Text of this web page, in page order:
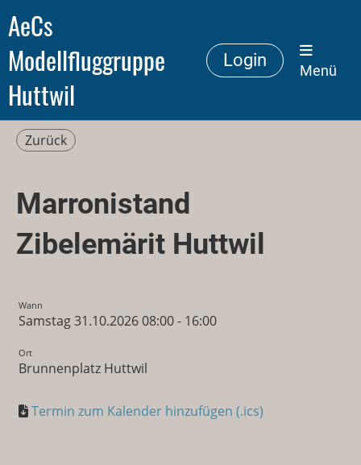
AeCs
Modellfluggruppe
Huttwil
Login
Menü
Zurück
Marronistand
Zibelemärit Huttwil
Wann
Samstag 31.10.2026 08:00 - 16:00
Ort
Brunnenplatz Huttwil
Termin zum Kalender hinzufügen (.ics)